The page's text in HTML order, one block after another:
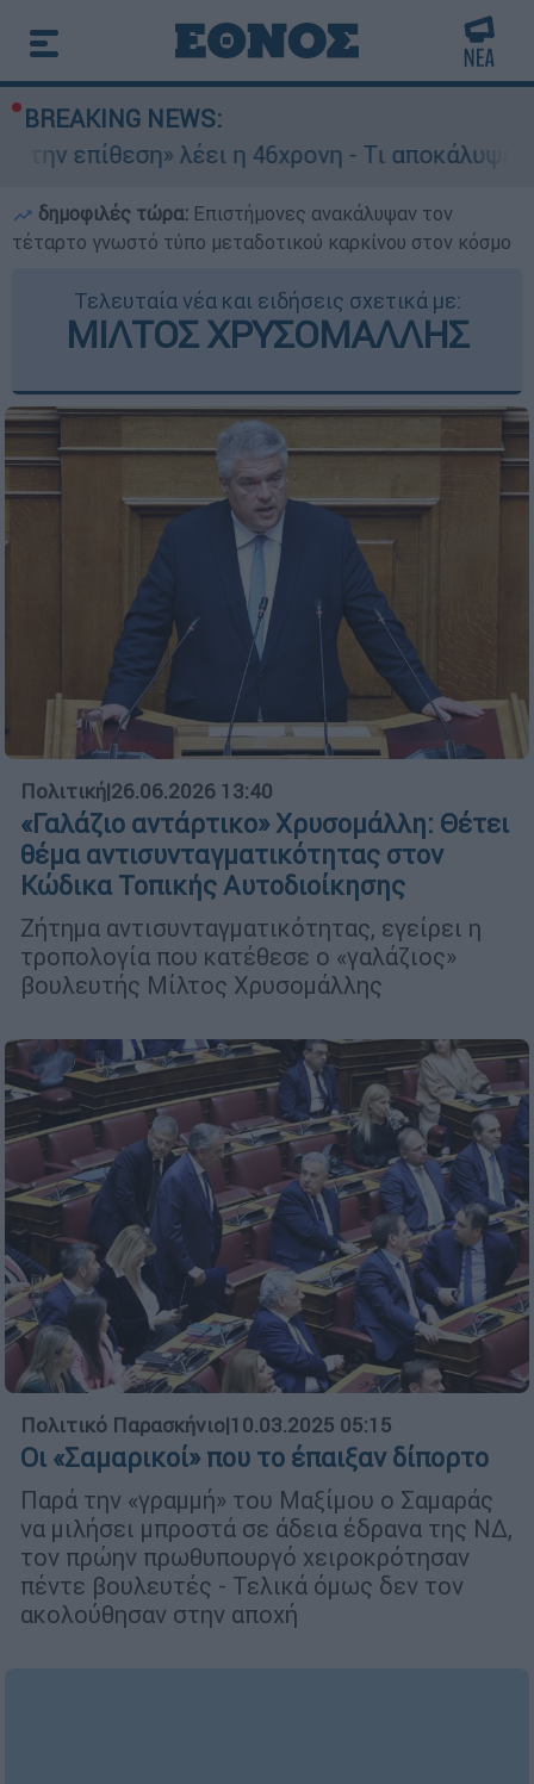
BREAKING NEWS:
λέει η 46χρονη - Τι αποκάλυψε στους
δημοφιλές τώρα: Επιστήμονες ανακάλυψαν τον
τέταρτο γνωστό τύπο μεταδοτικού καρκίνου στον κόσμο
Τελευταία νέα και ειδήσεις σχετικά με:
ΜΙΛΤΟΣ ΧΡΥΣΟΜΑΛΛΗΣ
Πολιτική|26.06.2026 13:40
«Γαλάζιο αντάρτικο» Χρυσομάλλη: Θέτει
θέμα αντισυνταγματικότητας στον
Κώδικα Τοπικής Αυτοδιοίκησης
Ζήτημα αντισυνταγματικότητας, εγείρει η
τροπολογία που κατέθεσε ο «γαλάζιος»
βουλευτής Μίλτος Χρυσομάλλης
Πολιτικό Παρασκήνιο|10.03.2025 05:15
Οι «Σαμαρικοί» που το έπαιξαν δίπορτο
Παρά την «γραμμή» του Μαξίμου ο Σαμαράς
να μιλήσει μπροστά σε άδεια έδρανα της ΝΔ,
τον πρώην πρωθυπουργό χειροκρότησαν
πέντε βουλευτές - Τελικά όμως δεν τον
ακολούθησαν στην αποχή